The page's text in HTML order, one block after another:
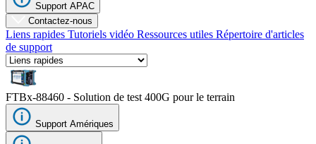
Emploi
Partenaires
Fournisseurs
Support APAC
Contactez-nous
Liens rapides Tutoriels vidéo Ressources utiles Répertoire d'articles
de support
FTBx-88460 - Solution de test 400G pour le terrain
Support Amériques